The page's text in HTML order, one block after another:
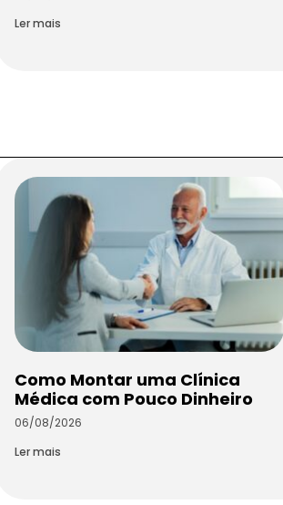
Ler mais
Como Montar uma Clínica
Médica com Pouco Dinheiro
06/08/2026
Ler mais